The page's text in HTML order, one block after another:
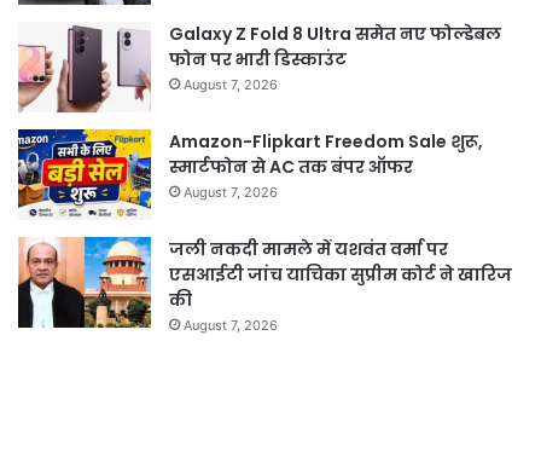
Galaxy Z Fold 8 Ultra समेत नए फोल्डेबल
फोन पर भारी डिस्काउंट
August 7, 2026
Amazon-Flipkart Freedom Sale शुरू,
स्मार्टफोन से AC तक बंपर ऑफर
August 7, 2026
जली नकदी मामले में यशवंत वर्मा पर
एसआईटी जांच याचिका सुप्रीम कोर्ट ने खारिज
की
August 7, 2026